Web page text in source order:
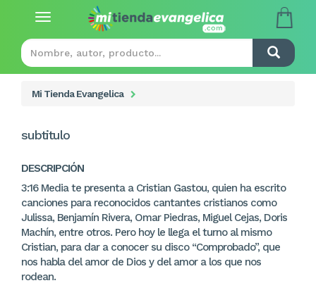
Toggle
Mi Tienda Evangelica
subtitulo
DESCRIPCIÓN
3:16 Media te presenta a Cristian Gastou, quien ha escrito
canciones para reconocidos cantantes cristianos como
Julissa, Benjamín Rivera, Omar Piedras, Miguel Cejas, Doris
Machín, entre otros. Pero hoy le llega el turno al mismo
Cristian, para dar a conocer su disco “Comprobado”, que
nos habla del amor de Dios y del amor a los que nos
rodean.